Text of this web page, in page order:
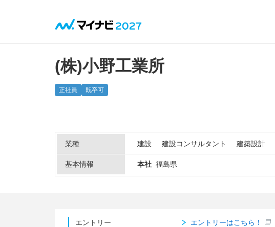
(株)小野工業所
正社員 既卒可
業種 建設 建設コンサルタント 建築設計
基本情報 本社 福島県
エントリー エントリーはこちら！